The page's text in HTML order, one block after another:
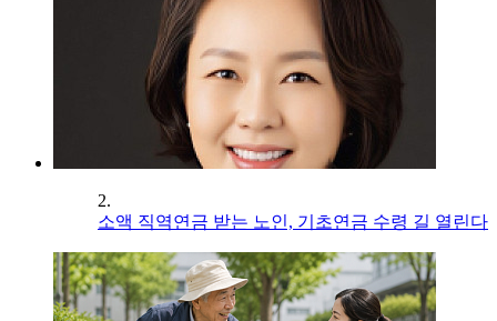
2.
소액 직역연금 받는 노인, 기초연금 수령 길 열린다